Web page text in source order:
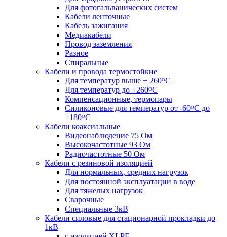
Для фотогальванических систем
Кабели ленточные
Кабель зажигания
Медиакабели
Провод заземления
Разное
Спиральные
Кабели и провода термостойкие
Для температур выше + 260ᴼС
Для температур до +260ᴼС
Компенсационные, термопары
Силиконовые для температур от -60ᴼC до
+180ᴼС
Кабели коаксиальные
Видеонаблюдение 75 Ом
Высокочастотные 93 Ом
Радиочастотные 50 Ом
Кабели с резиновой изоляцией
Для нормальных, средних нагрузок
Для постоянной эксплуатации в воде
Для тяжелых нагрузок
Сварочные
Специальные 3кВ
Кабели силовые для стационарной прокладки до
1кВ